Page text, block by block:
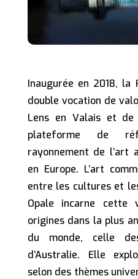
Inaugurée en 2018, la
double vocation de
Lens en Valais et de
plateforme de
rayonnement de l’art
en Europe. L’art
entre les cultures et
Opale incarne cette
origines dans la plus
du monde, celle
d’Australie. Elle
selon des thèmes